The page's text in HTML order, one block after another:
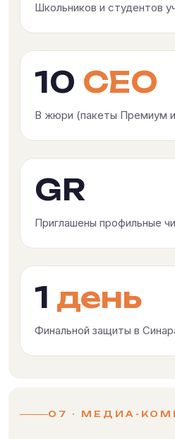
Школьников и студентов
10 CEO
В жюри (пакеты Премиум
GR
Приглашены профильные
1 день
Финальной защиты в
07 · МЕДИА-